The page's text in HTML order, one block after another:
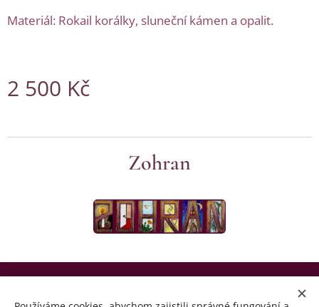
Materiál: Rokail korálky, sluneční kámen a opalit.
2 500 Kč
Zohran